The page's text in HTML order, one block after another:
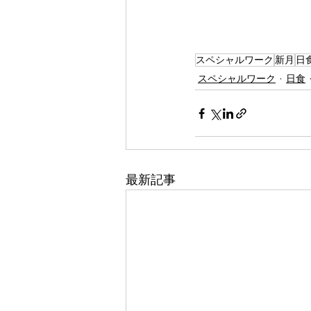
スペシャルワーク 新月 日
スペシャルワーク 日食
最新記事